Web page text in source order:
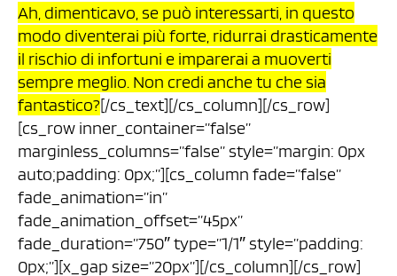
Ah, dimenticavo, se può interessarti, in questo
modo diventerai più forte, ridurrai drasticamente
il rischio di infortuni e imparerai a muoverti
sempre meglio. Non credi anche tu che sia
fantastico?[/cs_text][/cs_column][/cs_row]
[cs_row inner_container=”false”
marginless_columns=”false” style=”margin: 0px
auto;padding: 0px;”][cs_column fade=”false”
fade_animation=”in”
fade_animation_offset=”45px”
fade_duration=”750″ type=”1/1″ style=”padding:
0px;”][x_gap size=”20px”][/cs_column][/cs_row]